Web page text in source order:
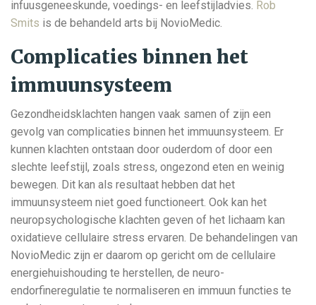
infuusgeneeskunde, voedings- en leefstijladvies. Rob
Smits is de behandeld arts bij NovioMedic.
Complicaties binnen het
immuunsysteem
Gezondheidsklachten hangen vaak samen of zijn een
gevolg van complicaties binnen het immuunsysteem. Er
kunnen klachten ontstaan door ouderdom of door een
slechte leefstijl, zoals stress, ongezond eten en weinig
bewegen. Dit kan als resultaat hebben dat het
immuunsysteem niet goed functioneert. Ook kan het
neuropsychologische klachten geven of het lichaam kan
oxidatieve cellulaire stress ervaren. De behandelingen van
NovioMedic zijn er daarom op gericht om de cellulaire
energiehuishouding te herstellen, de neuro-
endorfineregulatie te normaliseren en immuun functies te